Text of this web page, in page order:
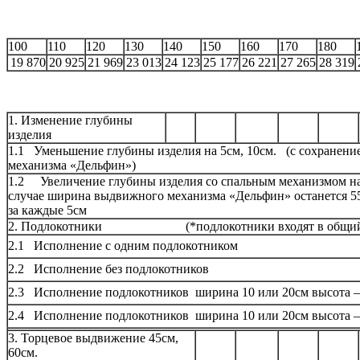
100 110 120 130 140 150 160 170 180
19 870 20 925 21 969 23 013 24 123 25 177 26 221 27 265 28 319
1. Изменение глубины
изделия
1.1 Уменьшение глубины изделия на 5см, 10см.
(с
механизма «Дельфин»)
1.2 Увеличение глубины изделия со спальным механизмом
случае ширина выдвижного механизма «Дельфин» останется
за каждые 5см
2. Подлокотники
(*подлокотники входят в
2.1 Исполнение с одним подлокотником
2.2 Исполнение без подлокотников
2.3 Исполнение подлокотников ширина 10 или 20см высота
2.4 Исполнение подлокотников ширина 10 или 20см высота
3. Торцевое выдвижение 45см,
60см.